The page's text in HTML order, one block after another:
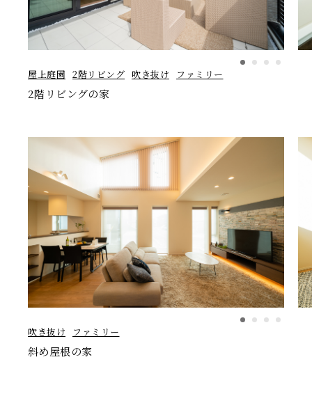
屋上庭園 2階リビング 吹き抜け ファミリー
2階リビングの家
吹き抜け ファミリー
斜め屋根の家